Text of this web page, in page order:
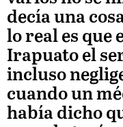
decía una
lo real es que
Irapuato el
incluso
cuando un
había dicho